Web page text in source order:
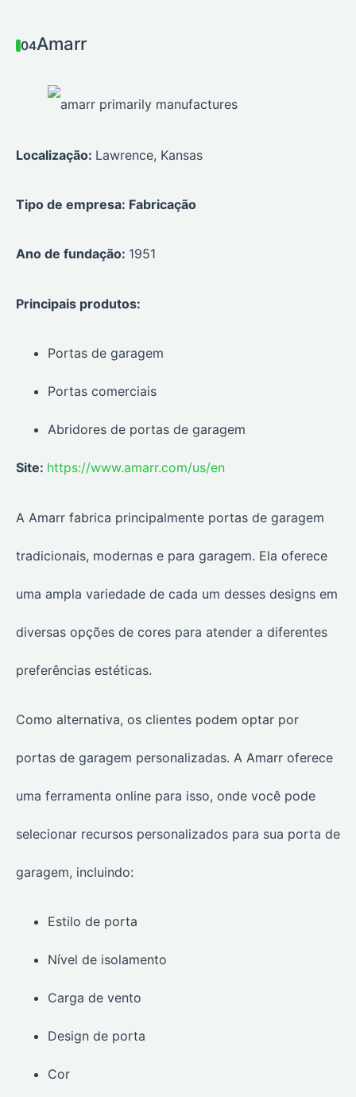
04Amarr
Localização: Lawrence, Kansas
Tipo de empresa: Fabricação
Ano de fundação: 1951
Principais produtos:
Portas de garagem
Portas comerciais
Abridores de portas de garagem
Site: https://www.amarr.com/us/en
A Amarr fabrica principalmente portas de garagem
tradicionais, modernas e para garagem. Ela oferece
uma ampla variedade de cada um desses designs em
diversas opções de cores para atender a diferentes
preferências estéticas.
Como alternativa, os clientes podem optar por
portas de garagem personalizadas. A Amarr oferece
uma ferramenta online para isso, onde você pode
selecionar recursos personalizados para sua porta de
garagem, incluindo:
Estilo de porta
Nível de isolamento
Carga de vento
Design de porta
Cor